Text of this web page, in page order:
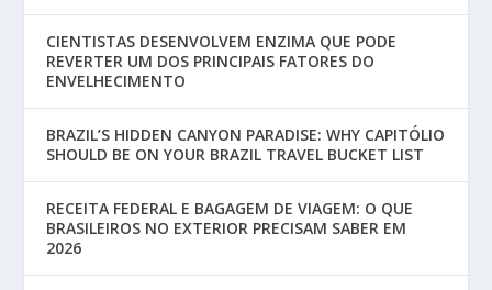
CIENTISTAS DESENVOLVEM ENZIMA QUE PODE
REVERTER UM DOS PRINCIPAIS FATORES DO
ENVELHECIMENTO
BRAZIL’S HIDDEN CANYON PARADISE: WHY CAPITÓLIO
SHOULD BE ON YOUR BRAZIL TRAVEL BUCKET LIST
RECEITA FEDERAL E BAGAGEM DE VIAGEM: O QUE
BRASILEIROS NO EXTERIOR PRECISAM SABER EM
2026